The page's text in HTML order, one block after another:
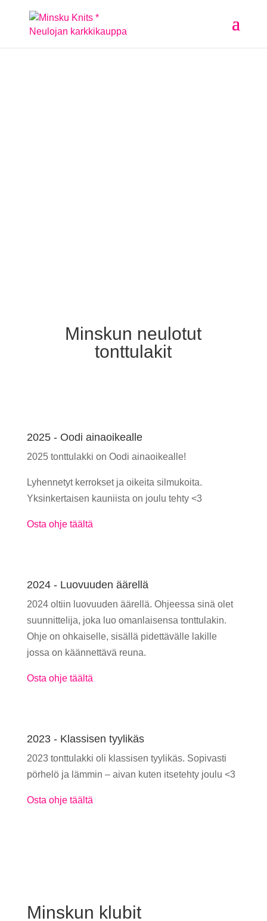
Minskun neulotut
tonttulakit
2025 - Oodi ainaoikealle
2025 tonttulakki on Oodi ainaoikealle!
Lyhennetyt kerrokset ja oikeita silmukoita.
Yksinkertaisen kauniista on joulu tehty <3
Osta ohje täältä
2024 - Luovuuden äärellä
2024 oltiin luovuuden äärellä. Ohjeessa sinä olet
suunnittelija, joka luo omanlaisensa tonttulakin.
Ohje on ohkaiselle, sisällä pidettävälle lakille
jossa on käännettävä reuna.
Osta ohje täältä
2023 - Klassisen tyylikäs
2023 tonttulakki oli klassisen tyylikäs. Sopivasti
pörhelö ja lämmin – aivan kuten itsetehty joulu <3
Osta ohje täältä
Minskun klubit